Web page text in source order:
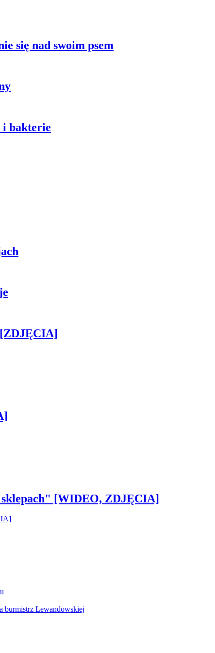
się nad swoim psem
i bakterie
[WIDEO, ZDJĘCIA]
burmistrz Lewandowskiej